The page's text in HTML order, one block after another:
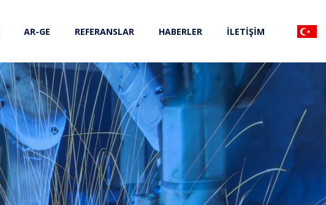
AR-GE REFERANSLAR HABERLER İLETİŞİM